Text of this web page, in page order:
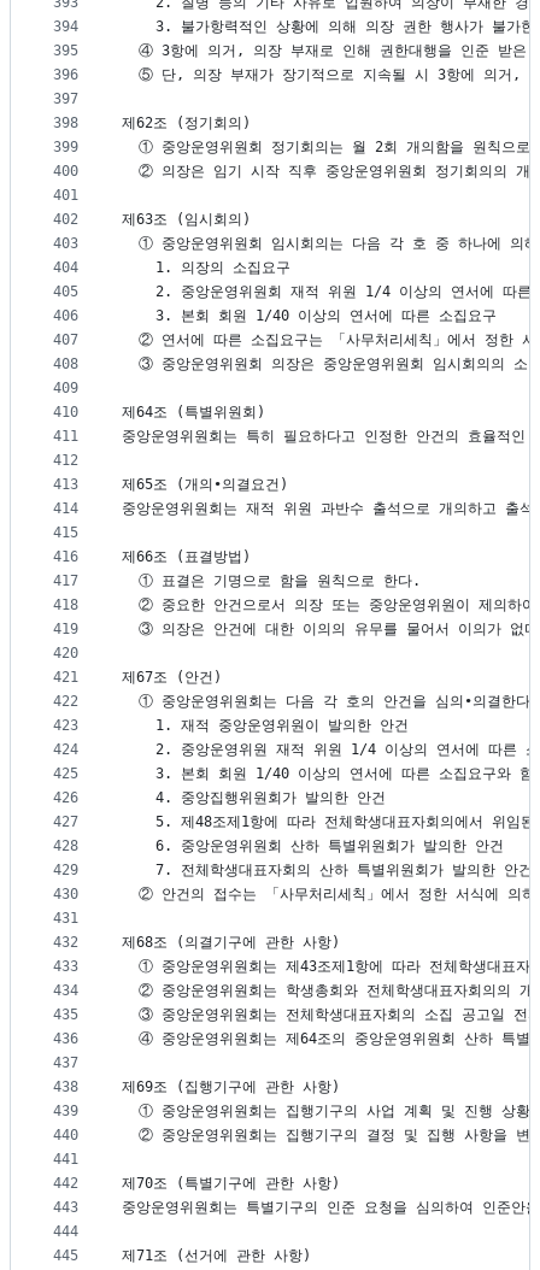
394
395
396
397
398
399
400
401
402
403
404
405
406
407
408
409
410
411
412
413
414
415
416
417
418
419
420
421
422
423
424
425
426
427
428
429
430
431
432
433
434
435
436
437
438
439
440
441
442
443
444
445
3. 불가항력적인 상황에 의해 의장 권한 행사가 불가한
④ 3항에 의거, 의장 부재로 인해 권한대행을 인준 받은
⑤ 단, 의장 부재가 장기적으로 지속될 시 3항에 의거,
제62조 (정기회의)
① 중앙운영위원회 정기회의는 월 2회 개의함을 원칙으로
② 의장은 임기 시작 직후 중앙운영위원회 정기회의의 개
제63조 (임시회의)
① 중앙운영위원회 임시회의는 다음 각 호 중 하나에 의
    1. 의장의 소집요구
2. 중앙운영위원회 재적 위원 1/4 이상의 연서에 따른
    3. 본회 회원 1/40 이상의 연서에 따른 소집요구
② 연서에 따른 소집요구는 「사무처리세칙」에서 정한
③ 중앙운영위원회 의장은 중앙운영위원회 임시회의의 소
제64조 (특별위원회)
중앙운영위원회는 특히 필요하다고 인정한 안건의 효율적
제65조 (개의∙의결요건)
중앙운영위원회는 재적 위원 과반수 출석으로 개의하고 출
제66조 (표결방법)
  ① 표결은 기명으로 함을 원칙으로 한다.
② 중요한 안건으로서 의장 또는 중앙운영위원이 제의하
③ 의장은 안건에 대한 이의의 유무를 물어서 이의가 없
제67조 (안건)
  ① 중앙운영위원회는 다음 각 호의 안건을 심의∙의결한다.
    1. 재적 중앙운영위원이 발의한 안건
2. 중앙운영위원 재적 위원 1/4 이상의 연서에 따른
3. 본회 회원 1/40 이상의 연서에 따른 소집요구와 함
    4. 중앙집행위원회가 발의한 안건
5. 제48조제1항에 따라 전체학생대표자회의에서 위임된
    6. 중앙운영위원회 산하 특별위원회가 발의한 안건
    7. 전체학생대표자회의 산하 특별위원회가 발의한 안건
② 안건의 접수는 「사무처리세칙」에서 정한 서식에 의하
제68조 (의결기구에 관한 사항)
① 중앙운영위원회는 제43조제1항에 따라 전체학생대표자
② 중앙운영위원회는 학생총회와 전체학생대표자회의의
③ 중앙운영위원회는 전체학생대표자회의 소집 공고일 전
④ 중앙운영위원회는 제64조의 중앙운영위원회 산하 특별
제69조 (집행기구에 관한 사항)
① 중앙운영위원회는 집행기구의 사업 계획 및 진행 상황
② 중앙운영위원회는 집행기구의 결정 및 집행 사항을 변
제70조 (특별기구에 관한 사항)
중앙운영위원회는 특별기구의 인준 요청을 심의하여 인준안
제71조 (선거에 관한 사항)